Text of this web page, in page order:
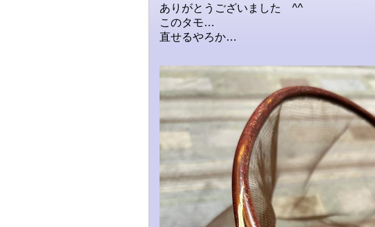
ありがとうございました ^^
このタモ…
直せるやろか…